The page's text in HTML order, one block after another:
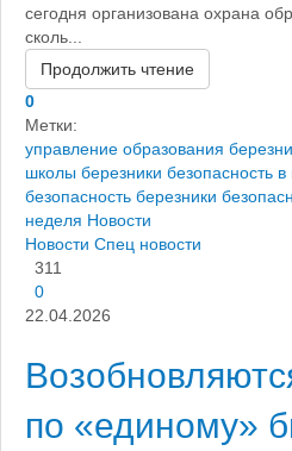
сегодня организована охрана
сколь...
Продолжить чтение
0
Метки:
управление образования
школы березники безопасность
безопасность березники
неделя Новости
Новости Спец новости
311
0
22.04.2026
по «единому»